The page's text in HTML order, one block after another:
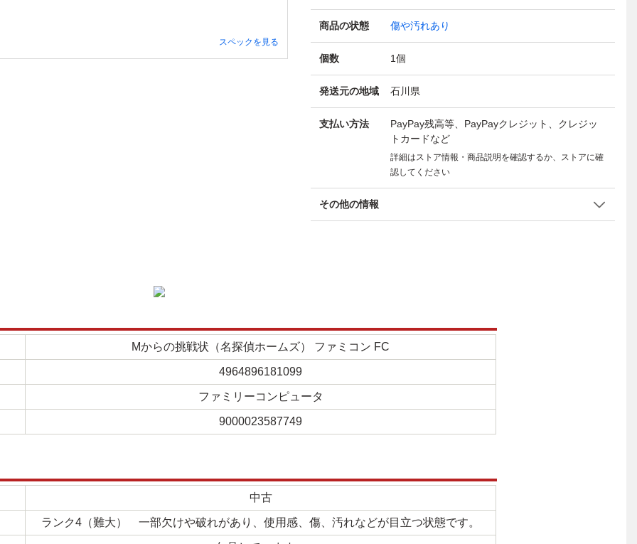
スペックを見る
商品の状態 傷や汚れあり
個数 1個
発送元の地域 石川県
支払い方法
PayPay残高等、PayPayクレジット、クレジッ
トカードなど
詳細はストア情報・商品説明を確認するか、ストアに確
認してください
その他の情報